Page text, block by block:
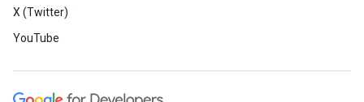
X (Twitter)
YouTube